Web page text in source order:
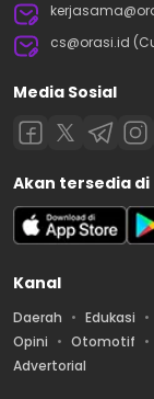
cs@orasi.id
Media Sosial
Akan tersedia di
Kanal
Daerah Edukasi
Opini
Otomotif
Advertorial